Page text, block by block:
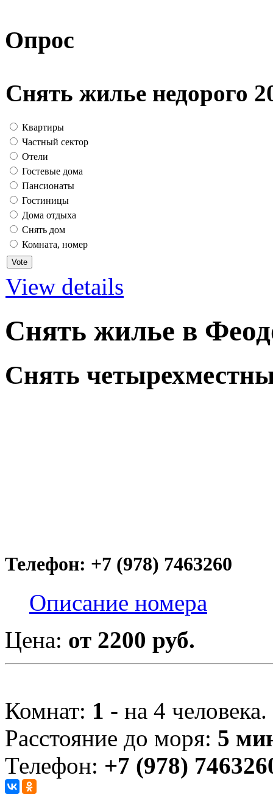
Опрос
Снять жилье недорого
Квартиры
Частный сектор
Отели
Гостевые дома
Пансионаты
Гостиницы
Дома отдыха
Снять дом
Комната, номер
View details
Снять жилье в
Снять
Телефон: +7 (978) 7463260
Описание номера
Цена: от 2200 руб.
Комнат: 1 - на 4 человека.
Расстояние до моря: 5
Телефон: +7 (978)